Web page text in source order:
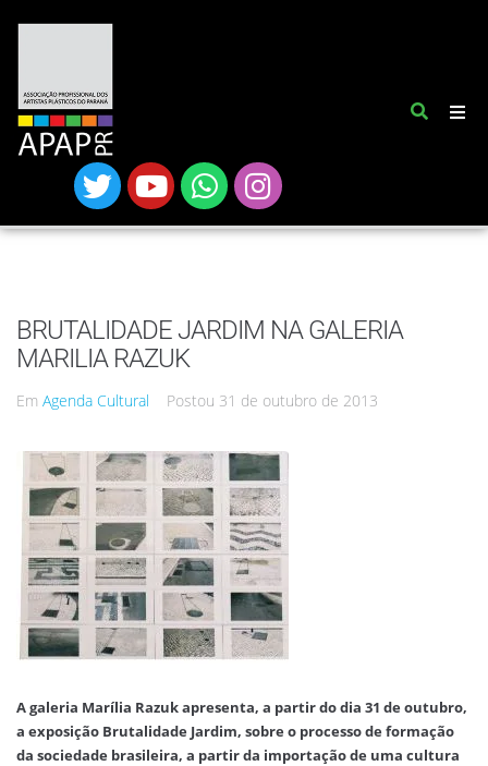
BRUTALIDADE JARDIM NA GALERIA
MARILIA RAZUK
Em Agenda Cultural Postou 31 de outubro de 2013
A galeria Marília Razuk apresenta, a partir do dia 31 de outubro,
a exposição Brutalidade Jardim, sobre o processo de formação
da sociedade brasileira, a partir da importação de uma cultura